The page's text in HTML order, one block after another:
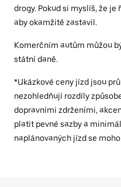
drogy. Pokud si myslíš, že
aby okamžitě zastavil.
Komerčním autům můžou
státní daně.
*Ukázkové ceny jízd jsou
nezohledňují rozdíly
dopravními zdrženími,
platit pevné sazby a
naplánovaných jízd se